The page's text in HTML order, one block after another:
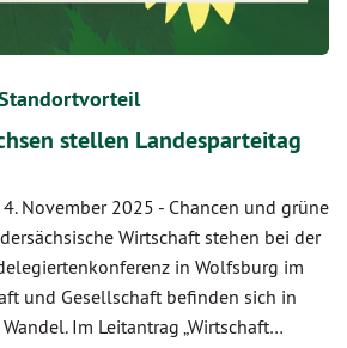
stellen Landesparteitag
4. November 2025 - Chancen und grüne
Wirtschaft stehen bei der
in Wolfsburg im
und Gesellschaft befinden sich in
Im Leitantrag „Wirtschaft…